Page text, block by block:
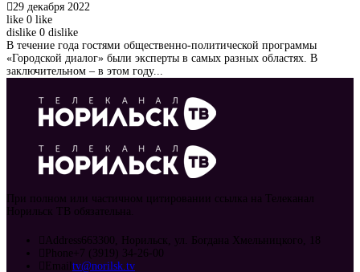
29 декабря 2022
like 0 like
dislike 0 dislike
В течение года гостями общественно-политической программы
«Городской диалог» были эксперты в самых разных областях. В
заключительном – в этом году...
При полном или частичном цитировании ссылка на Телеканал
Норильск ТВ обязательна.
Address663300, Норильск, ул. Богдана Хмельницкого, 18
Phone +7 (3919) 34-26-00
Email tv@norilsk.tv